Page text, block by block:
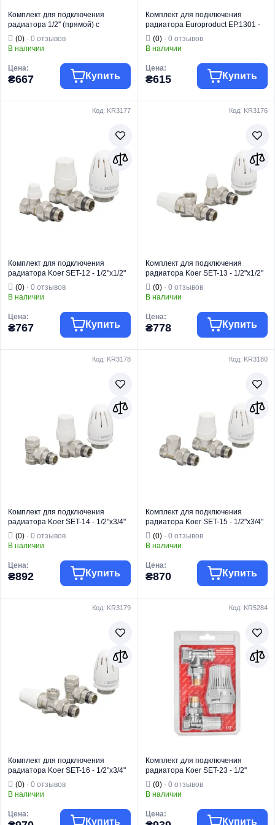
Комплект для подключения
радиатора 1/2'' (прямой) с
термоголовкой Koer KR.1321
(KR2659)
(0) · 0 отзывов
В наличии
Цена:
₴667 Купить
Радиаторная
Термокомплекты
Для отопления
Прямой
Комплект для подключения
радиатора Europroduct EP.1301 -
1/2'' (Прямой с термоголовкой)
(EP6017)
(0)· 0 отзывов
В наличии
Цена:
₴615 Купить
Радиаторная
Термокомплекты
Для отопления
Прямой
Код: KR3177
Комплект для подключения
радиатора Koer SET-12 - 1/2"x1/2"
(прямой) с термоголовкой ВН
(KR3177)
(0) · 0 отзывов
В наличии
Цена:
₴767 Купить
Радиаторная
Термокомплекты
Для отопления
Прямой
Код: KR3176
Комплект для подключения
радиатора Koer SET-13 - 1/2"x1/2"
(осевой) с термоголовкой ВН
(KR3176)
(0)· 0 отзывов
В наличии
Цена:
₴778 Купить
Радиаторная
Термокомплекты
Для отопления
Осевой
Код: KR3178
Комплект для подключения
радиатора Koer SET-14 - 1/2"x3/4"
(угловой) с термоголовкой НН
(KR3178)
(0) · 0 отзывов
В наличии
Цена:
₴892 Купить
Радиаторная
Термокомплекты
Для отопления
Угловой
Код: KR3180
Комплект для подключения
радиатора Koer SET-15 - 1/2"x3/4"
(прямой) с термоголовкой НН
(KR3180)
(0)· 0 отзывов
В наличии
Цена:
₴870 Купить
Радиаторная
арматура
Вид изделия
Термокомплекты
Назначение
Для отопления
Код: KR3179
Комплект для подключения
радиатора Koer SET-16 - 1/2"x3/4"
(осевой) с термоголовкой НН
(KR3179)
(0) · 0 отзывов
В наличии
Цена:
Купить
Код: KR5284
Комплект для подключения
радиатора Koer SET-23 - 1/2''
угловой с термоголовкой,
кликовый крепеж (KR5284)
(0)· 0 отзывов
В наличии
Цена:
Купить